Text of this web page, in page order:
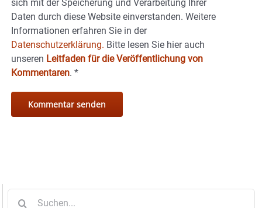
sich mit der Speicherung und Verarbeitung Ihrer
Daten durch diese Website einverstanden. Weitere
Informationen erfahren Sie in der
Datenschutzerklärung. Bitte lesen Sie hier auch
unseren Leitfaden für die Veröffentlichung von
Kommentaren. *